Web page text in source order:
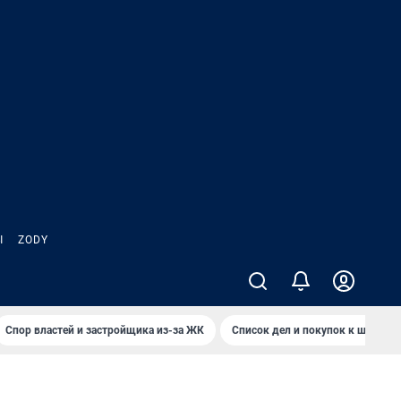
ZODY
Спор властей и застройщика из-за ЖК Список дел и покупок к школе